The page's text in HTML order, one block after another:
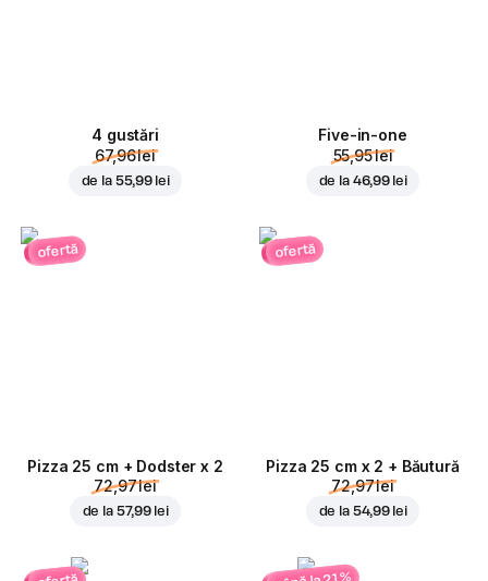
4 gustări
67,96 lei
de la 55,99 lei
Five-in-one
55,95 lei
de la 46,99 lei
ofertă
Pizza 25 cm + Dodster x 2
72,97 lei
de la 57,99 lei
ofertă
Pizza 25 cm x 2 + Băutură
72,97 lei
de la 54,99 lei